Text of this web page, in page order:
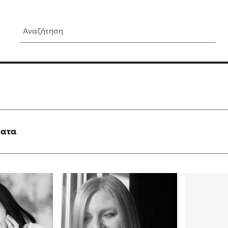
Αναζήτηση
είναι «το πρόβλημα»
αγνοείς
Τι είναι η
Δανάη Δεληγεώργη απαντά!
Συγχαρητήρια, Πέθανες!